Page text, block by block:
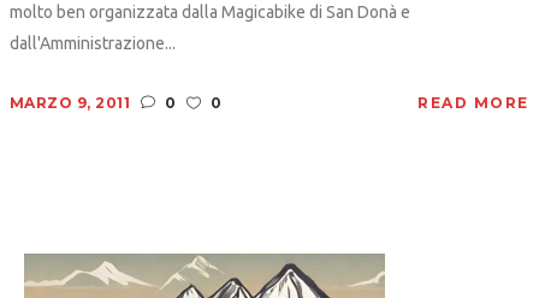
molto ben organizzata dalla Magicabike di San Donà e
dall'Amministrazione...
MARZO 9, 2011 0 0 READ MORE